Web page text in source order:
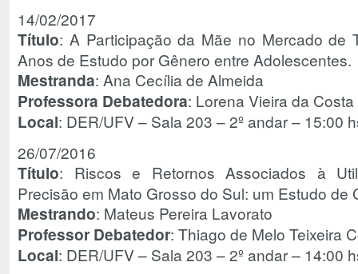
14/02/2017
Título: A Participação da Mãe no Mercado de
Anos de Estudo por Gênero entre Adolescentes.
Mestranda: Ana Cecília de Almeida
Professora Debatedora: Lorena Vieira da
Local: DER/UFV – Sala 203 – 2º andar – 15:00
26/07/2016
Título: Riscos e Retornos Associados à
Precisão em Mato Grosso do Sul: um Estudo de
Mestrando: Mateus Pereira Lavorato
Professor Debatedor: Thiago de Melo Teixeira
Local: DER/UFV – Sala 203 – 2º andar – 14:00